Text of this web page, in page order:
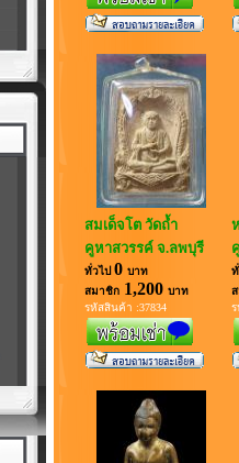
สมเด็จโต วัดถ้ำ
คูหาสวรรค์ จ.ลพบุรี
ทั่วไป 0 บาท
สมาชิก 1,200 บาท
รหัสสินค้า :37834